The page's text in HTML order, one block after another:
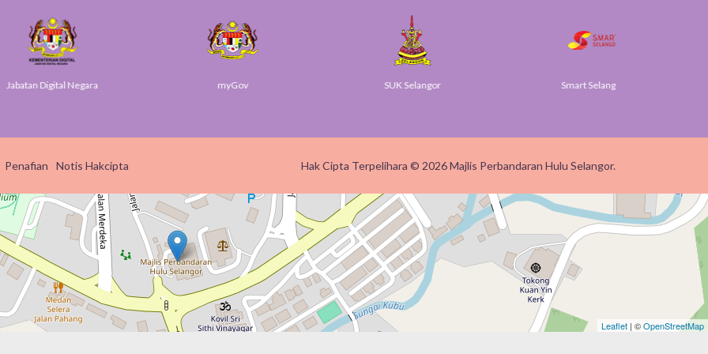
Digital Negara SUK Selangor Smart Selangor
Penafian Notis Hakcipta Hak Cipta Terpelihara © 2026 Majlis Perbandaran Hulu Selangor.
Leaflet | ©OpenStreetMap